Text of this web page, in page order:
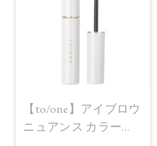
【to/one】アイブロウ
ニュアンス カラー